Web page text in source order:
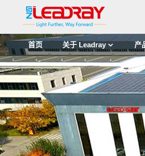
首页 关于 Leadray 产